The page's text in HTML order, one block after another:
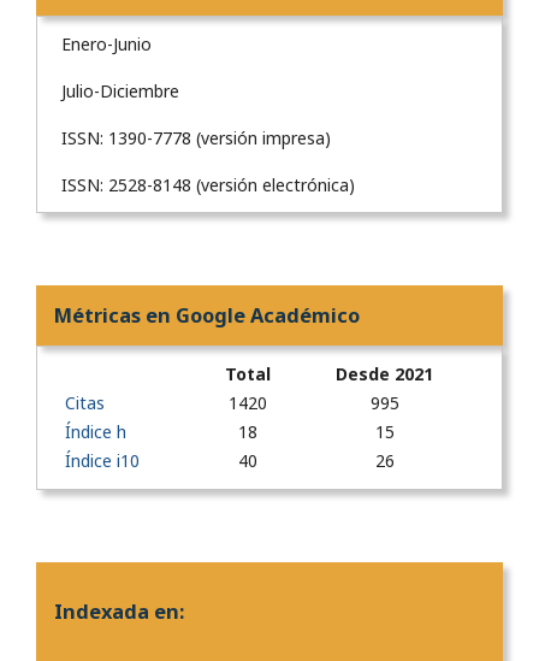
Enero-Junio
Julio-Diciembre
ISSN: 1390-7778 (versión impresa)
ISSN: 2528-8148 (versión electrónica)
Métricas en Google Académico
Total
Desde 2021
Citas
1420
995
Índice h
18
15
Índice i10
40 26
Indexada en: